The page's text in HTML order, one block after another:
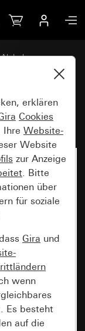
Abdeckungen
erklären
Cookies
Ihre Website-
Website
zur Anzeige
. Bitte
über
für soziale
Gira und
wenn
Es besteht
auf die